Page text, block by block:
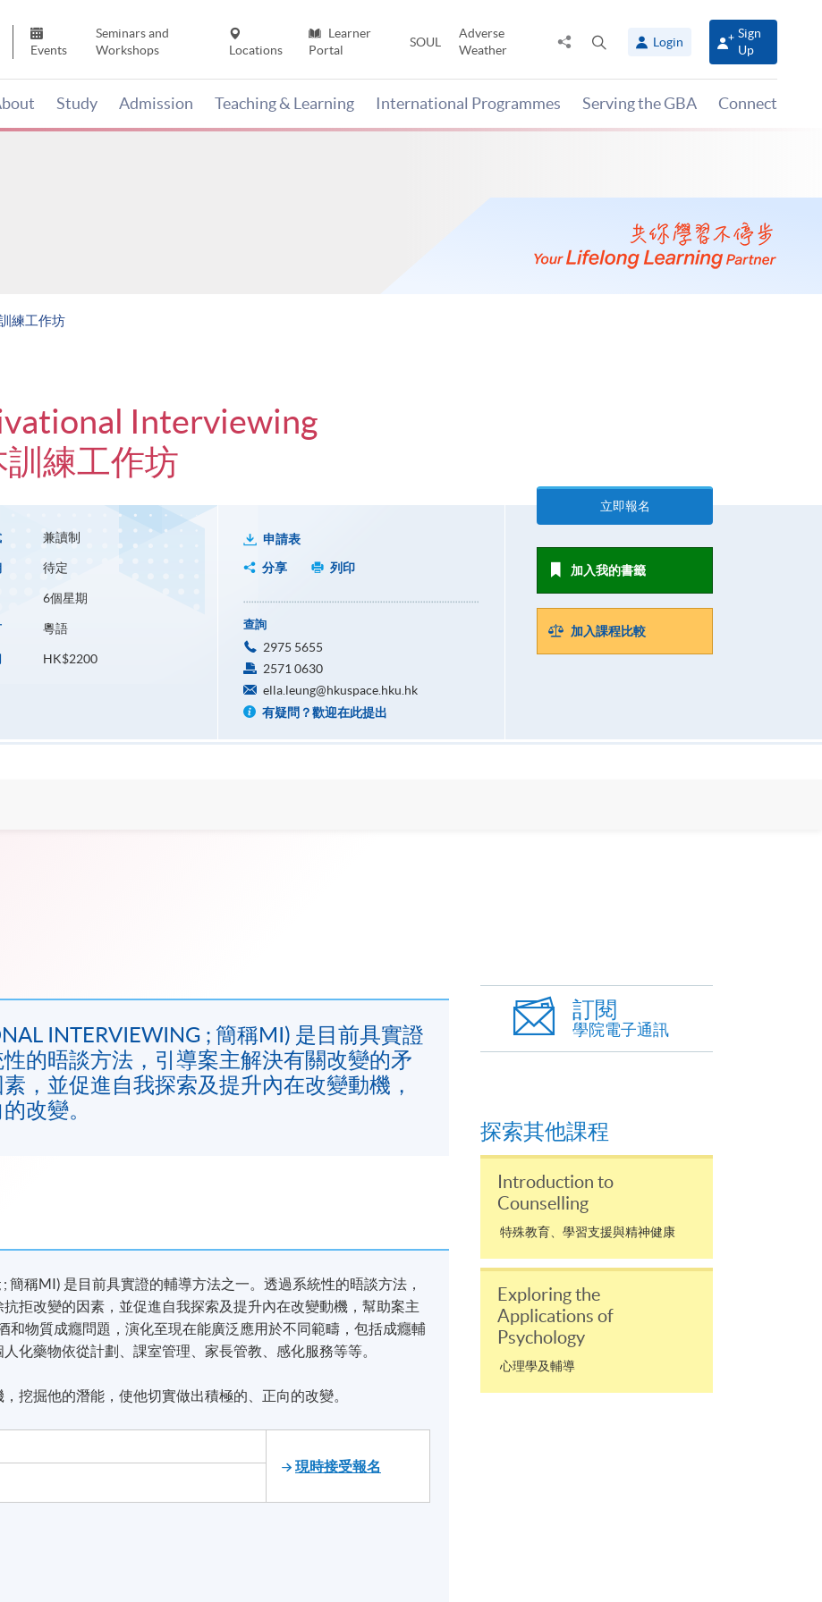
Events
Seminars and
Workshops
Locations
Learner
Portal
SOUL
Adverse
Weather
Share
panel
Login
Sign
Up
Study Admission Teaching & Learning International Programmes Serving the GBA Connect
練工作坊
Interviewing
練工作坊
兼讀制
待定
6個星期
粵語
HK$2200
申請表
分享
列印
查詢
2975 5655
2571 0630
ella.leung@hkuspace.hku.hk
有疑問？歡迎在此提出
立即報名
加入我的書籤
加入課程比較
INTERVIEWING ; 簡稱MI) 是目前具實證
的晤談方法，引導案主解決有關改變的矛
，並促進自我探索及提升內在改變動機，
改變。
稱MI) 是目前具實證的輔導方法之一。透過系統性的晤談方法，
拒改變的因素，並促進自我探索及提升內在改變動機，幫助案主
和物質成癮問題，演化至現在能廣泛應用於不同範疇，包括成癮輔
化藥物依從計劃、課室管理、家長管教、感化服務等等。
挖掘他的潛能，使他切實做出積極的、正向的改變。
現時接受報名
訂閱
學院電子通訊
探索其他課程
Introduction to
Counselling
特殊教育、學習支援與精神健康
Exploring the
Applications of
Psychology
心理學及輔導